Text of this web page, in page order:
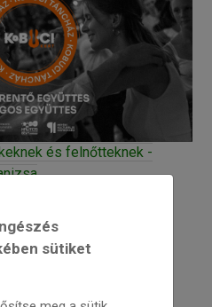
és felnőtteknek -
sütiket